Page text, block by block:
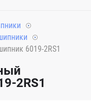
6019-2RS1
2RS1